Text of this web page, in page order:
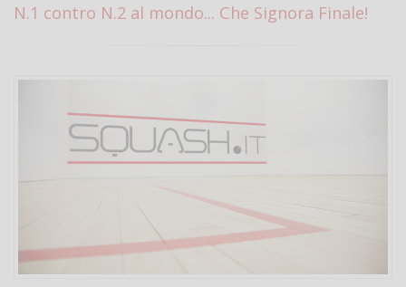
N.1 contro N.2 al mondo... Che Signora Finale!